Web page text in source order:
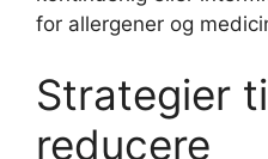
for allergener og
Strategier
reducere